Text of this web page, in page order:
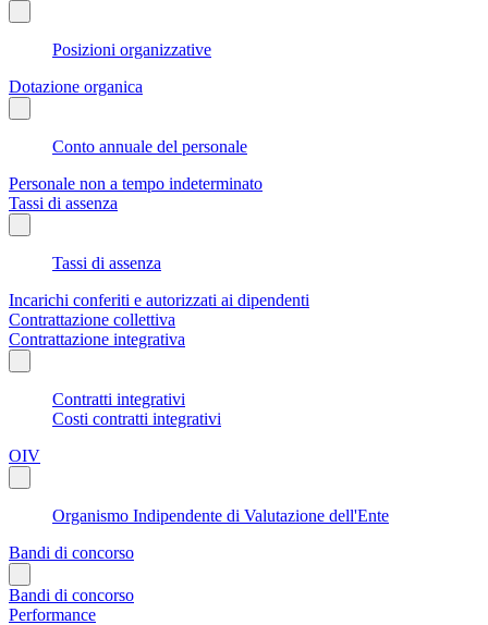
Posizioni organizzative
Dotazione organica
Conto annuale del personale
Personale non a tempo indeterminato
Tassi di assenza
Tassi di assenza
Incarichi conferiti e autorizzati ai dipendenti
Contrattazione collettiva
Contrattazione integrativa
Contratti integrativi
Costi contratti integrativi
OIV
Organismo Indipendente di Valutazione dell'Ente
Bandi di concorso
Bandi di concorso
Performance